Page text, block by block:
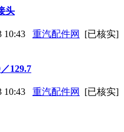
头
10:43 重汽配件网 [已核实]
129.7
10:43 重汽配件网 [已核实]